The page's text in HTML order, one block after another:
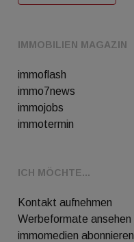
IMMOBILIEN MAGAZIN
immoflash
immo7news
immojobs
immotermin
ICH MÖCHTE...
Kontakt aufnehmen
Werbeformate ansehen
immomedien abonnieren